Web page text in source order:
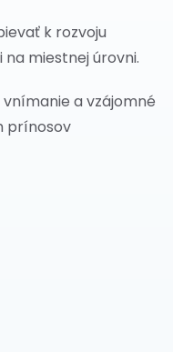
k rozvoju
miestnej úrovni.
a vzájomné
prínosov